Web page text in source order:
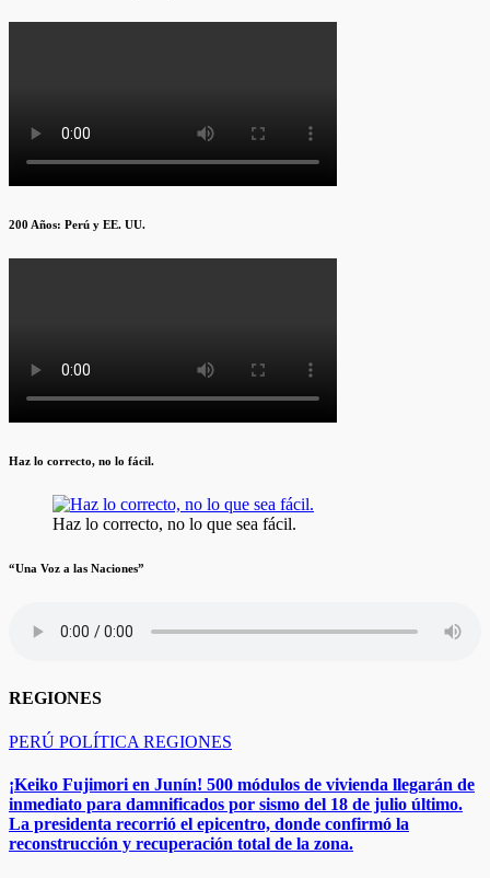
200 Años: Perú y EE. UU.
Haz lo correcto, no lo fácil.
Haz lo correcto, no lo que sea fácil.
“Una Voz a las Naciones”
REGIONES
PERÚ POLÍTICA REGIONES
¡Keiko Fujimori en Junín! 500 módulos de vivienda llegarán de
inmediato para damnificados por sismo del 18 de julio último.
La presidenta recorrió el epicentro, donde confirmó la
reconstrucción y recuperación total de la zona.